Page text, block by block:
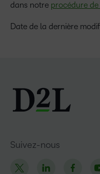
dans notre procédure
Date de la dernière
Suivez-nous